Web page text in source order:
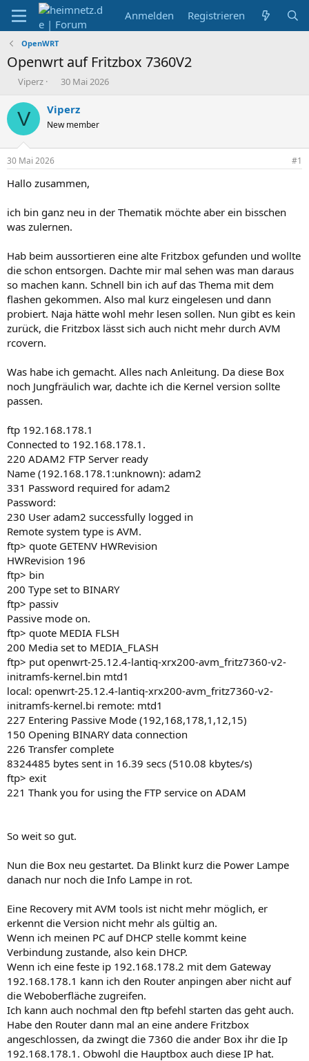
Anmelden Registrieren
OpenWRT
Openwrt auf Fritzbox 7360V2
E
s
t
e
r
Viperz
E
s
e
t
a
30 Mai 2026
V Viperz
New member
30 Mai 2026 #1
Hallo zusammen,
ich bin ganz neu in der Thematik möchte aber ein bisschen
was zulernen.
Hab beim aussortieren eine alte Fritzbox gefunden und wollte
die schon entsorgen. Dachte mir mal sehen was man daraus
so machen kann. Schnell bin ich auf das Thema mit dem
flashen gekommen. Also mal kurz eingelesen und dann
probiert. Naja hätte wohl mehr lesen sollen. Nun gibt es kein
zurück, die Fritzbox lässt sich auch nicht mehr durch AVM
rcovern.
Was habe ich gemacht. Alles nach Anleitung. Da diese Box
noch Jungfräulich war, dachte ich die Kernel version sollte
passen.
ftp 192.168.178.1
Connected to 192.168.178.1.
220 ADAM2 FTP Server ready
Name (192.168.178.1:unknown): adam2
331 Password required for adam2
Password:
230 User adam2 successfully logged in
Remote system type is AVM.
ftp> quote GETENV HWRevision
HWRevision 196
ftp> bin
200 Type set to BINARY
ftp> passiv
Passive mode on.
ftp> quote MEDIA FLSH
200 Media set to MEDIA_FLASH
ftp> put openwrt-25.12.4-lantiq-xrx200-avm_fritz7360-v2-
initramfs-kernel.bin mtd1
local: openwrt-25.12.4-lantiq-xrx200-avm_fritz7360-v2-
initramfs-kernel.bi remote: mtd1
227 Entering Passive Mode (192,168,178,1,12,15)
150 Opening BINARY data connection
226 Transfer complete
8324485 bytes sent in 16.39 secs (510.08 kbytes/s)
ftp> exit
221 Thank you for using the FTP service on ADAM
So weit so gut.
Nun die Box neu gestartet. Da Blinkt kurz die Power Lampe
danach nur noch die Info Lampe in rot.
Eine Recovery mit AVM tools ist nicht mehr möglich, er
erkennt die Version nicht mehr als gültig an.
Wenn ich meinen PC auf DHCP stelle kommt keine
Verbindung zustande, also kein DHCP.
Wenn ich eine feste ip 192.168.178.2 mit dem Gateway
192.168.178.1 kann ich den Router anpingen aber nicht auf
die Weboberfläche zugreifen.
Ich kann auch nochmal den ftp befehl starten das geht auch.
Habe den Router dann mal an eine andere Fritzbox
angeschlossen, da zwingt die 7360 die ander Box ihr die Ip
192.168.178.1. Obwohl die Hauptbox auch diese IP hat.